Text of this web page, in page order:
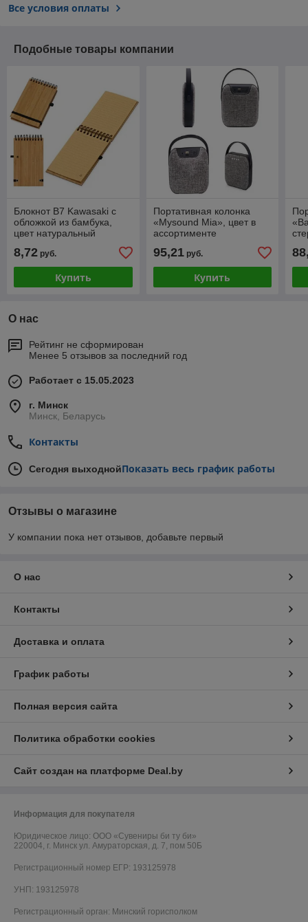
Все условия оплаты
Подобные товары компании
Блокнот B7 Kawasaki с
обложкой из бамбука,
цвет натуральный
8,72 руб.
Купить
Портативная колонка
«Mysound Mia», цвет в
ассортименте
95,21руб.
Купить
О нас
Рейтинг не сформирован
Менее 5 отзывов за последний год
Работает с 15.05.2023
г. Минск
Минск, Беларусь
Контакты
Сегодня выходнойПоказать весь график работы
Отзывы о магазине
У компании пока нет отзывов, добавьте первый
О нас
Контакты
Доставка и оплата
График работы
Полная версия сайта
Политика обработки cookies
Сайт создан на платформе Deal.by
Информация для покупателя
Юридическое лицо: ООО «Сувениры би ту би»
220004, г. Минск ул. Амураторская, д. 7, пом 50Б
Регистрационный номер ЕГР: 193125978
УНП: 193125978
Регистрационный орган: Минский горисполком